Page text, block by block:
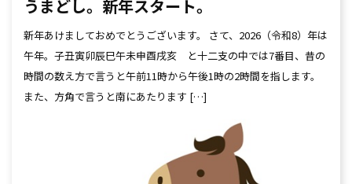
うまどし。新年スタート。
新年あけましておめでとうございます。 さて、2026（令和8）年は
午年。子丑寅卯辰巳午未申酉戌亥 と十二支の中では7番目、昔の
時間の数え方で言うと午前11時から午後1時の2時間を指します。
また、方角で言うと南にあたります […]